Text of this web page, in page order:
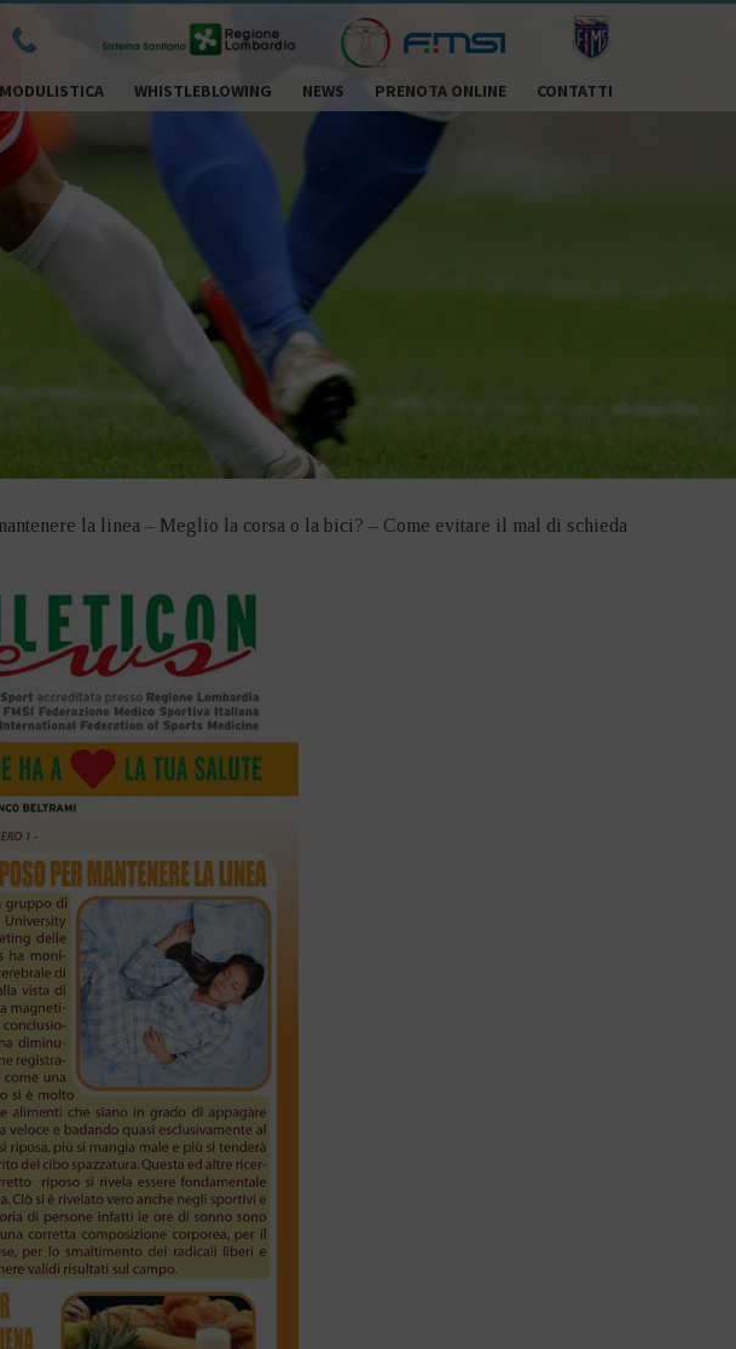
MODULISTICA WHISTLEBLOWING NEWS PRENOTA ONLINE CONTATTI
la linea – Meglio la corsa o la bici? – Come evitare il mal di schieda